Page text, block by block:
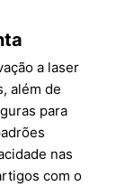
a laser
além de
para
nas
com o